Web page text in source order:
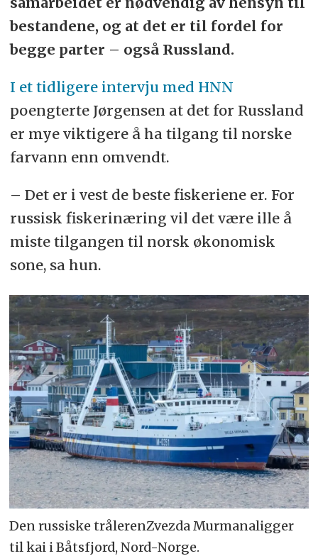
bestandene, og at det er til fordel for
begge parter – også Russland.
I et tidligere intervju med HNN
poengterte Jørgensen at det for Russland
er mye viktigere å ha tilgang til norske
farvann enn omvendt.
– Det er i vest de beste fiskeriene er. For
russisk fiskerinæring vil det være ille å
miste tilgangen til norsk økonomisk
sone, sa hun.
Den russiske trålerenZvezda Murmanaligger
til kai i Båtsfjord, Nord-Norge.